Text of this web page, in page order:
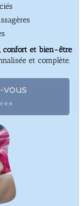
confort et bien-être
et complète.
vous